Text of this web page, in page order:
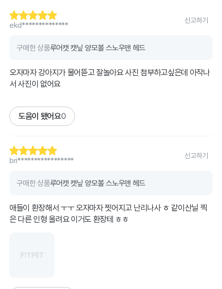
ekd**************
신고하기
구매한 상품루어캣 캣닢 양모볼 스노우맨 헤드
오자마자 강아지가 물어뜯고 잘놀아요 사진 첨부하고싶은데 아작나
서 사진이 없어요
도움이 됐어요0
bri*****************
신고하기
구매한 상품루어캣 캣닢 양모볼 스노우맨 헤드
애들이 환장해서 ㅜㅜ 오자마자 찟어지고 난리나사 ㅎ 같이산닐 찍
은 다른 인형 올려요 이거도 환장테 ㅎㅎ